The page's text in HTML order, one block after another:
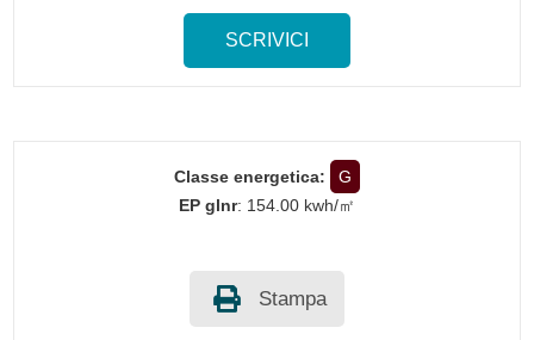
SCRIVICI
Classe energetica:
G
EP glnr: 154.00 kwh/㎡
Stampa